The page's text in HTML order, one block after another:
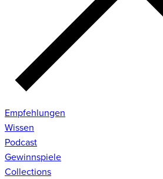
Empfehlungen
Wissen
Podcast
Gewinnspiele
Collections